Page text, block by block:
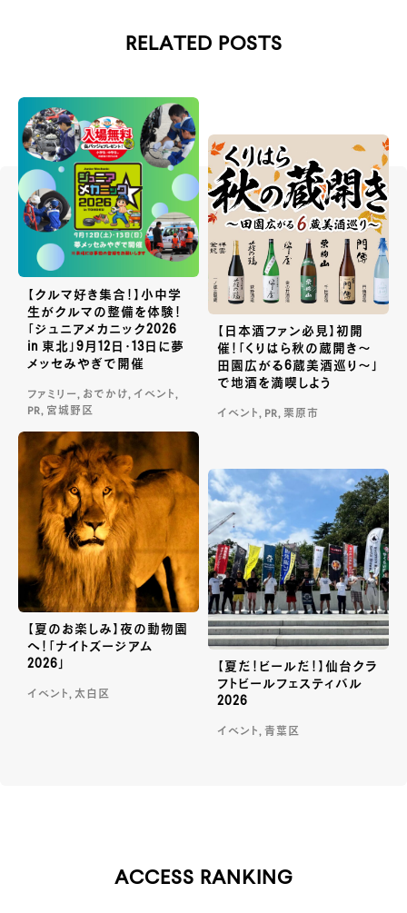
RELATED POSTS
【クルマ好き集合！】小中学
生がクルマの整備を体験！
「ジュニアメカニック2026
in 東北」9月12日・13日に夢
メッセみやぎで開催
ファミリー, おでかけ, イベント,
PR, 宮城野区
【日本酒ファン必見】初開
催！「くりはら秋の蔵開き〜
田園広がる6蔵美酒巡り〜」
で地酒を満喫しよう
イベント, PR, 栗原市
【夏のお楽しみ】夜の動物園
へ！「ナイトズージアム
2026」
イベント, 太白区
【夏だ！ビールだ！】仙台クラ
フトビールフェスティバル
2026
イベント, 青葉区
ACCESS RANKING